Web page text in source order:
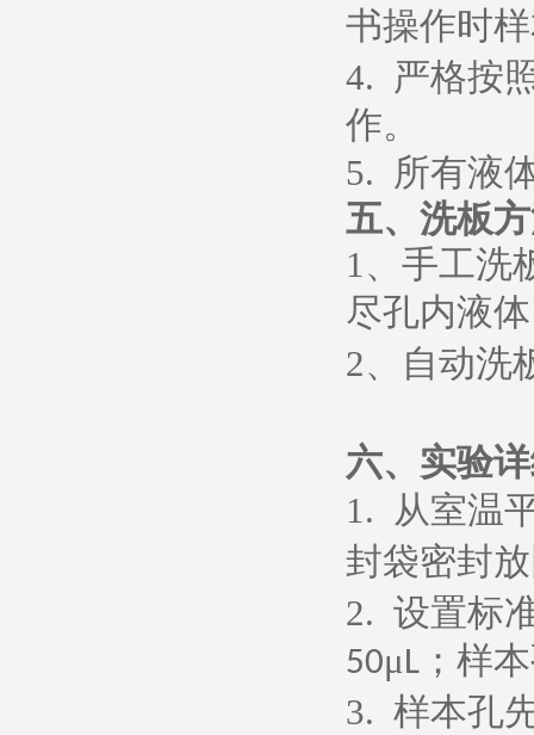
书操作时
4. 严格按
作。
5. 所有液
五、 洗板
1、 手工洗
尽孔内液
2、 自动洗
六、 实验
1. 从室温
封袋密封
2. 设置标
50μL ；样
3. 样本孔